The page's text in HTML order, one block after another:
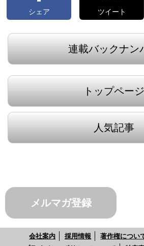
シェア ツイート
連載バックナン
トップページ
人気記事
メルマガ登録
会社案内 採用情報 著作権につい